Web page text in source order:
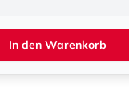
In den Warenkorb